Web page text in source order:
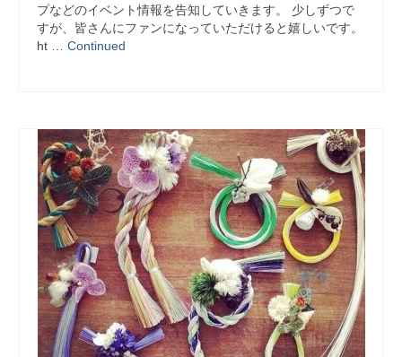
プなどのイベント情報を告知していきます。 少しずつで
すが、皆さんにファンになっていただけると嬉しいです。
ht … Continued